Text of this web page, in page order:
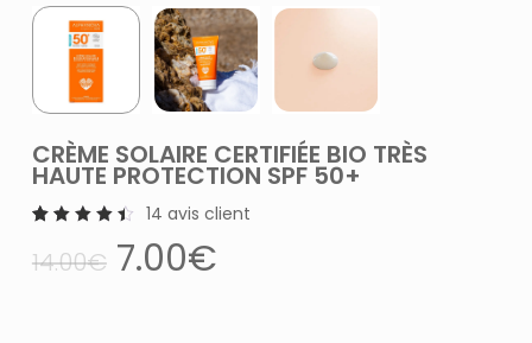
CRÈME SOLAIRE CERTIFIÉE BIO TRÈS
HAUTE PROTECTION SPF 50+
4.57
sur 5
14 avis client
14.00€ Le
7.00€Le